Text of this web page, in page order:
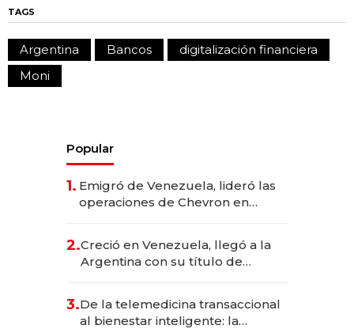
TAGS
Argentina Bancos
digitalización financiera
Moni
Popular
1. Emigró de Venezuela, lideró las
operaciones de Chevron en
2.Creció en Venezuela, llegó a la
Argentina con su título de
las marcas "fast premium"
3.De la telemedicina transaccional
al bienestar inteligente: la